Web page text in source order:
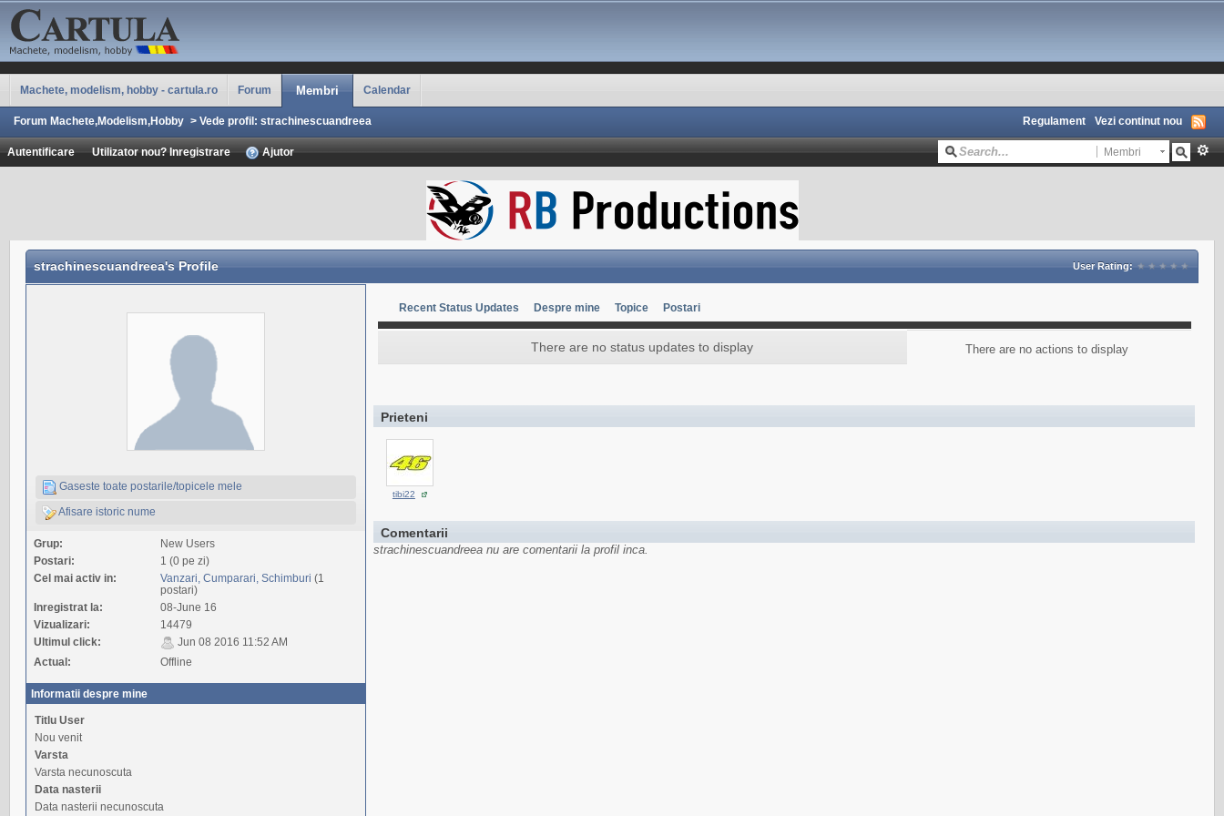
Machete, modelism, hobby - cartula.ro Forum Membri Calendar
Forum Machete,Modelism,Hobby > Vede profil: strachinescuandreea Regulament Vezi continut nou
Autentificare Utilizator nou? Inregistrare Ajutor Membri
strachinescuandreea's Profile User Rating:
Gaseste toate postarile/topicele mele
Afisare istoric nume
Grup:
New Users
Postari:
1 (0 pe zi)
Cel mai activ in:
Vanzari, Cumparari, Schimburi (1
postari)
Inregistrat la:
08-June 16
Vizualizari:
14479
Ultimul click:
Jun 08 2016 11:52 AM
Actual:
Offline
Informatii despre mine
Titlu User
Nou venit
Varsta
Varsta necunoscuta
Data nasterii
Data nasterii necunoscuta
Recent Status Updates Despre mine Topice Postari
There are no status updates to display There are no actions to display
Prieteni
tibi22
Comentarii
strachinescuandreea nu are comentarii la profil inca.